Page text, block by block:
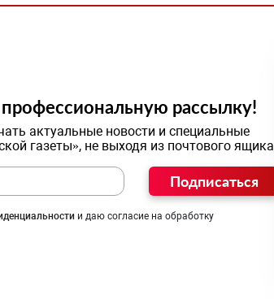
рассылку!
актуальные новости и специальные
газеты», не выходя из почтового ящика
Подписаться
и даю согласие на обработку